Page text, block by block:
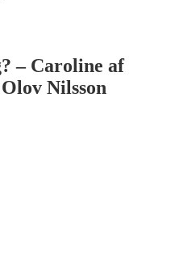
– Caroline af
Nilsson